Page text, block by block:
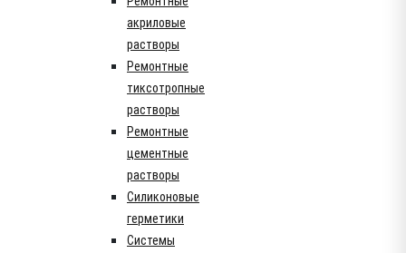
акриловые
растворы
Ремонтные
тиксотропные
растворы
Ремонтные
цементные
растворы
Силиконовые
герметики
Системы